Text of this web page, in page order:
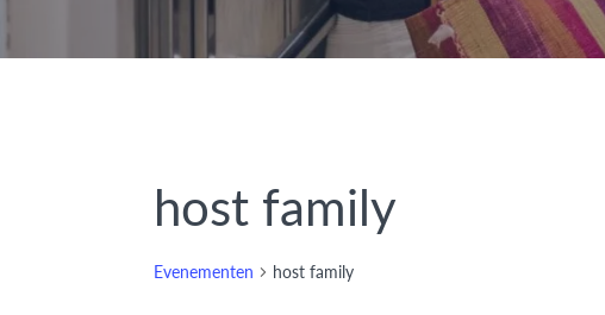
host family
Evenementen host family